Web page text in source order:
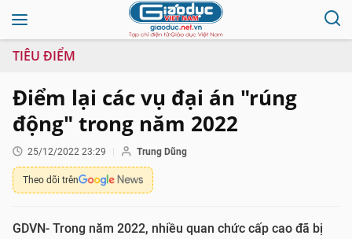
TIÊU ĐIỂM
Điểm lại các vụ đại án "rúng
động" trong năm 2022
25/12/2022 23:29 Trung Dũng
Theo dõi trên
GDVN- Trong năm 2022, nhiều quan chức cấp cao đã bị